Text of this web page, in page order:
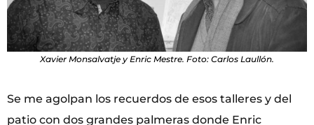
Xavier Monsalvatje y Enric Mestre. Foto: Carlos Laullón.
Se me agolpan los recuerdos de esos talleres y del
patio con dos grandes palmeras donde Enric